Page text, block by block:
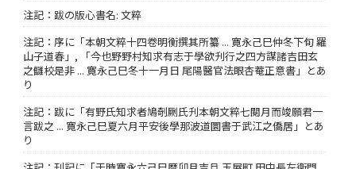
注記：跋の版心書名: 文粹
注記：序に「本朝文粹十四卷明衡撰其所纂 ... 寛永己巳仲冬下旬 羅
山子道春」, 「今也野野村知求有志于學欲刋行之四方謀諸吉田玄
之讎校是非 ... 寛永己巳冬十一月日 尾陽醫官法眼杏菴正意書」とあ
り
注記：跋に「有野氏知求者鳩剞劂氏刋本朝文粹七閲月而竣願君一
言跋之 ... 寛永己巳夏六月平安後學那波道圜書于武江之僑居」とあ
り